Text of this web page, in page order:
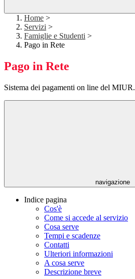
Home >
Servizi >
Famiglie e Studenti >
Pago in Rete
Pago in Rete
Sistema dei pagamenti on line del MIUR.
navigazione
Indice pagina
Cos'è
Come si accede al servizio
Cosa serve
Tempi e scadenze
Contatti
Ulteriori informazioni
A cosa serve
Descrizione breve